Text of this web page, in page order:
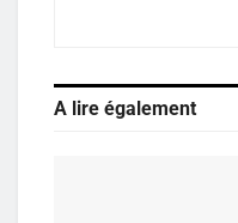
A lire également